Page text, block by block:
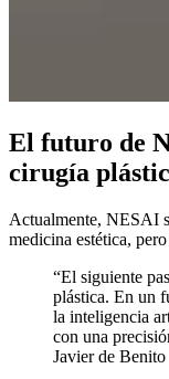
El futuro de
cirugía
Actualmente, NESAI
medicina estética,
“El siguiente
plástica. En un
la inteligencia
con una
Javier de Benito